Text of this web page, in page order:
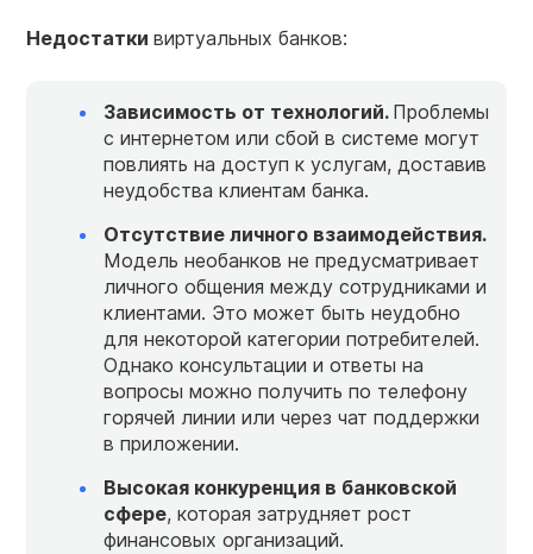
Недостатки виртуальных банков:
Зависимость от технологий. Проблемы
с интернетом или сбой в системе могут
повлиять на доступ к услугам, доставив
неудобства клиентам банка.
Отсутствие личного взаимодействия.
Модель необанков не предусматривает
личного общения между сотрудниками и
клиентами. Это может быть неудобно
для некоторой категории потребителей.
Однако консультации и ответы на
вопросы можно получить по телефону
горячей линии или через чат поддержки
в приложении.
Высокая конкуренция в банковской
сфере, которая затрудняет рост
финансовых организаций.